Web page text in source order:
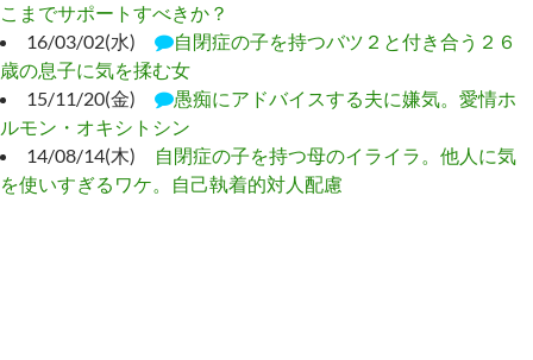
こまでサポートすべきか？
16/03/02(水)
自閉症の子を持つバツ２と付き合う２６
歳の息子に気を揉む女
15/11/20(金)
愚痴にアドバイスする夫に嫌気。愛情ホ
ルモン・オキシトシン
14/08/14(木)
自閉症の子を持つ母のイライラ。他人に気
を使いすぎるワケ。自己執着的対人配慮